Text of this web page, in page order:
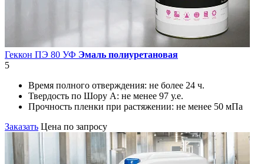
Геккон ПЭ 80 УФ Эмаль полиуретановая
5
Время полного отверждения: не более 24 ч.
Твердость по Шору А: не менее 97 у.е.
Прочность пленки при растяжении: не менее 50 мПа
Заказать Цена по запросу